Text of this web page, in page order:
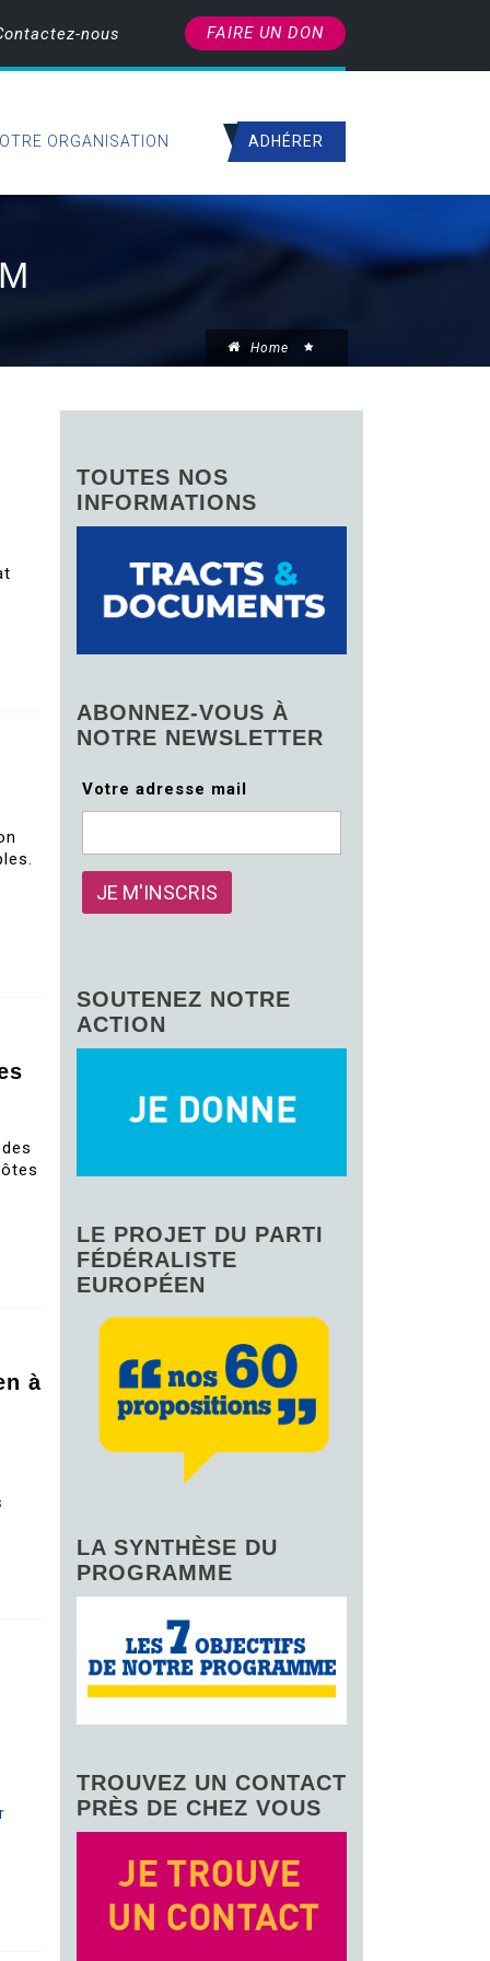
nous FAIRE UN DON
ORGANISATION ADHÉRER
Home
à
TOUTES NOS
INFORMATIONS
ABONNEZ-VOUS À
NOTRE NEWSLETTER
Votre adresse mail
SOUTENEZ NOTRE
ACTION
LE PROJET DU PARTI
FÉDÉRALISTE
EUROPÉEN
LA SYNTHÈSE DU
PROGRAMME
TROUVEZ UN CONTACT
PRÈS DE CHEZ VOUS